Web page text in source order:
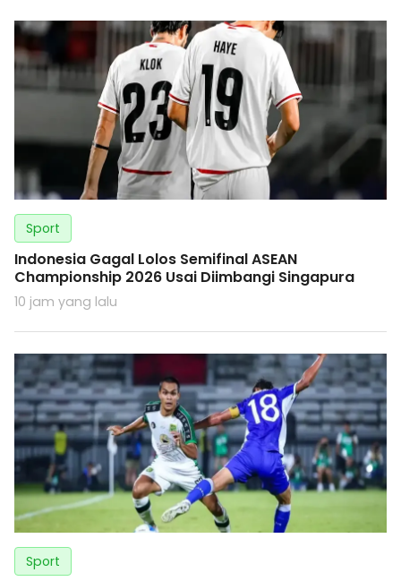
Sport
Indonesia Gagal Lolos Semifinal ASEAN
Championship 2026 Usai Diimbangi Singapura
10 jam yang lalu
Sport